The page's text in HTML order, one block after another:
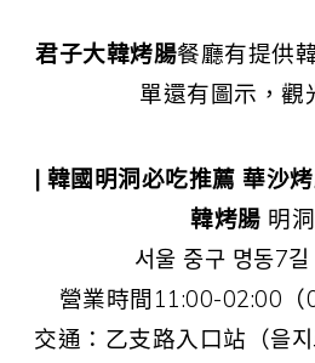
君子大韓烤腸餐廳有提供
單還有圖示，觀
| 韓國明洞必吃推薦 華沙
韓烤腸 明
서울 중구 명동7
營業時間11:00-02:00（
交通：乙支路入口站（을